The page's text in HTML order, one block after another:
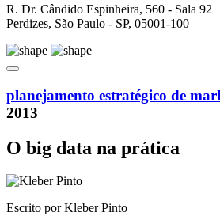
R. Dr. Cândido Espinheira, 560 - Sala 92
Perdizes, São Paulo - SP, 05001-100
planejamento estratégico de
2013
O big data na prática
Escrito por Kleber Pinto